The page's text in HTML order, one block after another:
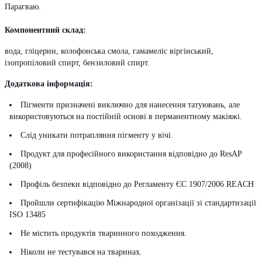
Парагваю.
Компонентний склад:
вода, гліцерин, колофонська смола, гамамеліс віргінський,
ізопропіловий спирт, бензиловий спирт.
Додаткова інформація:
Пігменти призначені виключно для нанесення татуювань, але
використовуються на постійній основі в перманентному макіяжі.
Слід уникати потрапляння пігменту у вічі.
Продукт для професійного використання відповідно до ResAP
(2008)
Профіль безпеки відповідно до Регламенту ЄС 1907/2006 REACH
Пройшли сертифікацію Міжнародної організації зі стандартизації
ISO 13485
Не містить продуктів тваринного походження.
Ніколи не тестувався на тваринах.